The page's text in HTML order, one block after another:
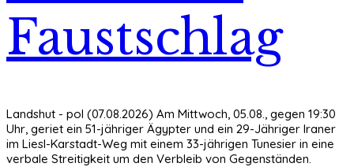
Faustschlag
Landshut - pol (07.08.2026) Am Mittwoch, 05.08., gegen 19:30
Uhr, geriet ein 51-jähriger Ägypter und ein 29-Jähriger Iraner
im Liesl-Karstadt-Weg mit einem 33-jährigen Tunesier in eine
verbale Streitigkeit um den Verbleib von Gegenständen.